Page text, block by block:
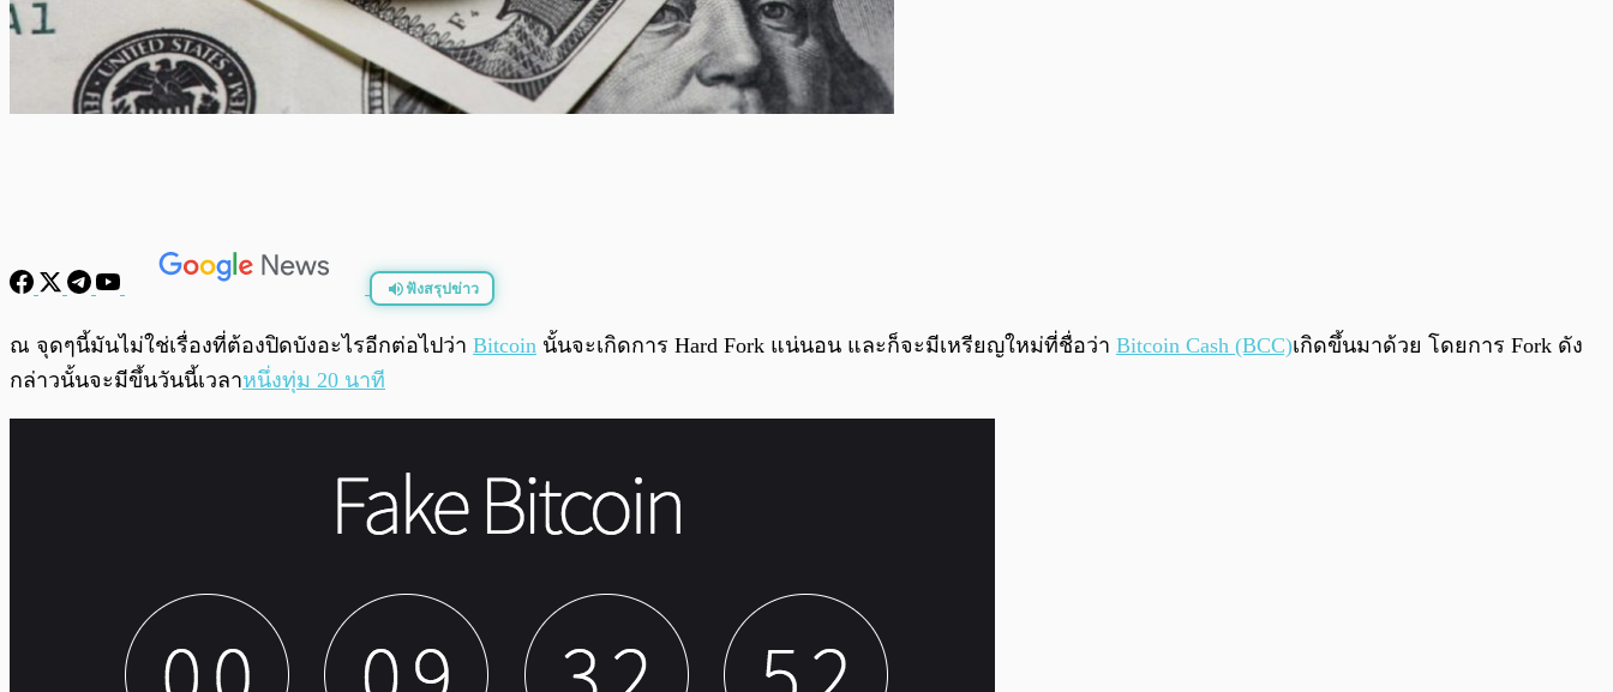
ฟังสรุปข่าว
พร้อมเล่น 0:00
ณ จุดๆนี้มันไม่ใช่เรื่องที่ต้องปิดบังอะไรอีกต่อไปว่า Bitcoin นั้นจะเกิดการ Hard Fork แน่นอน และก็จะมีเหรียญใหม่ที่ชื่อว่า Bitcoin Cash (BCC)เกิดขึ้นมาด้วย โดยการ Fork ดัง
กล่าวนั้นจะมีขึ้นวันนี้เวลาหนึ่งทุ่ม 20 นาที